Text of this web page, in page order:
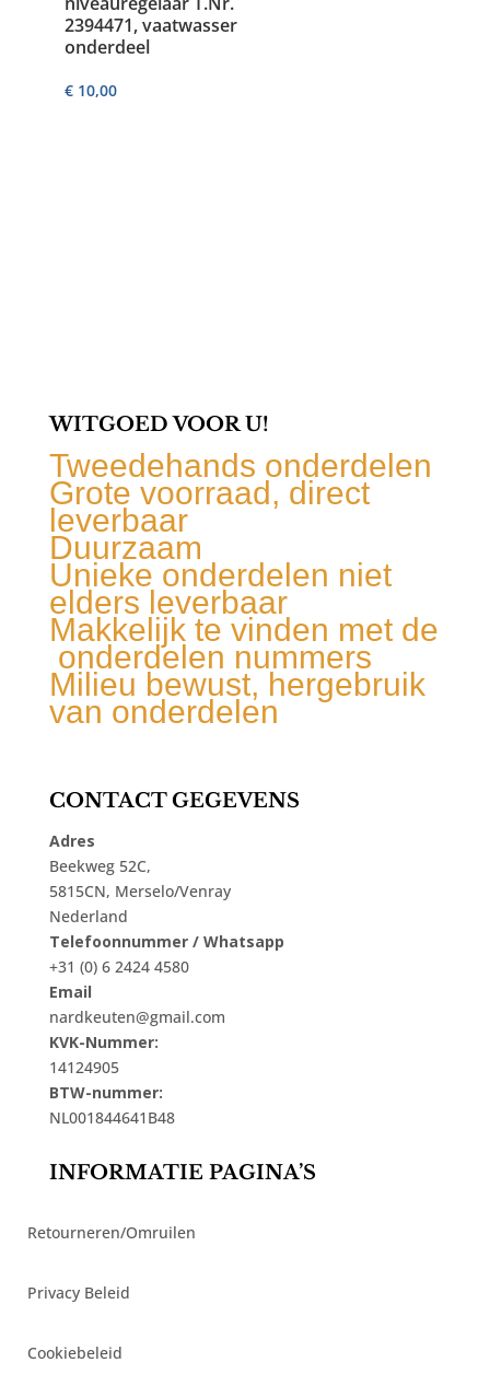
2394471, vaatwasser
onderdeel
€10,00
WITGOED VOOR U!
Tweedehands onderdelen
Grote voorraad, direct
leverbaar
Duurzaam
Unieke onderdelen niet
elders leverbaar
Makkelijk te vinden met de
onderdelen nummers
Milieu bewust, hergebruik
van onderdelen
CONTACT GEGEVENS
Adres
Beekweg 52C,
5815CN, Merselo/Venray
Nederland
Telefoonnummer / Whatsapp
+31 (0) 6 2424 4580
Email
nardkeuten@gmail.com
KVK-Nummer:
14124905
BTW-nummer:
NL001844641B48
INFORMATIE PAGINA’S
Retourneren/Omruilen
Privacy Beleid
Cookiebeleid